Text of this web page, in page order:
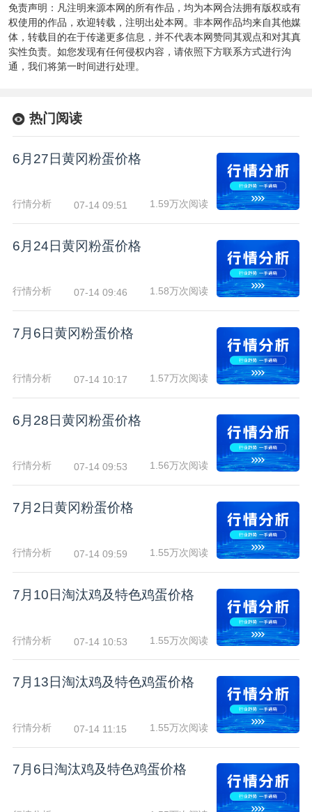
免责声明：凡注明来源本网的所有作品，均为本网合法拥有版权或有
权使用的作品，欢迎转载，注明出处本网。非本网作品均来自其他媒
体，转载目的在于传递更多信息，并不代表本网赞同其观点和对其真
实性负责。如您发现有任何侵权内容，请依照下方联系方式进行沟
通，我们将第一时间进行处理。
热门阅读
6月27日黄冈粉蛋价格
行情分析 07-14 09:51 1.59万次阅读
6月24日黄冈粉蛋价格
行情分析 07-14 09:46 1.58万次阅读
7月6日黄冈粉蛋价格
行情分析 07-14 10:17 1.57万次阅读
6月28日黄冈粉蛋价格
行情分析 07-14 09:53 1.56万次阅读
7月2日黄冈粉蛋价格
行情分析 07-14 09:59 1.55万次阅读
7月10日淘汰鸡及特色鸡蛋价格
行情分析 07-14 10:53 1.55万次阅读
7月13日淘汰鸡及特色鸡蛋价格
行情分析 07-14 11:15 1.55万次阅读
7月6日淘汰鸡及特色鸡蛋价格